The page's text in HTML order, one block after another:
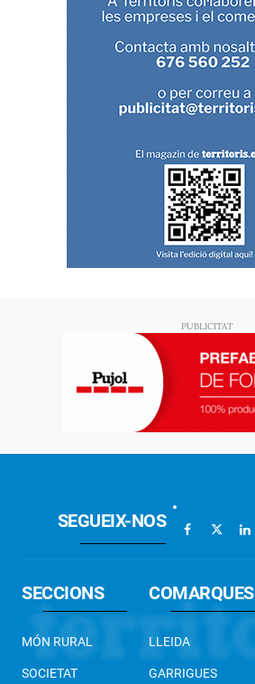
SEGUEIX-NOS
SECCIONS
MÓN RURAL
SOCIETAT
COMARQUES
LLEIDA
GARRIGUES